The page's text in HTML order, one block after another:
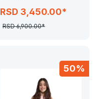
RSD 3,450.00*
RSD 6,900.00*
50%